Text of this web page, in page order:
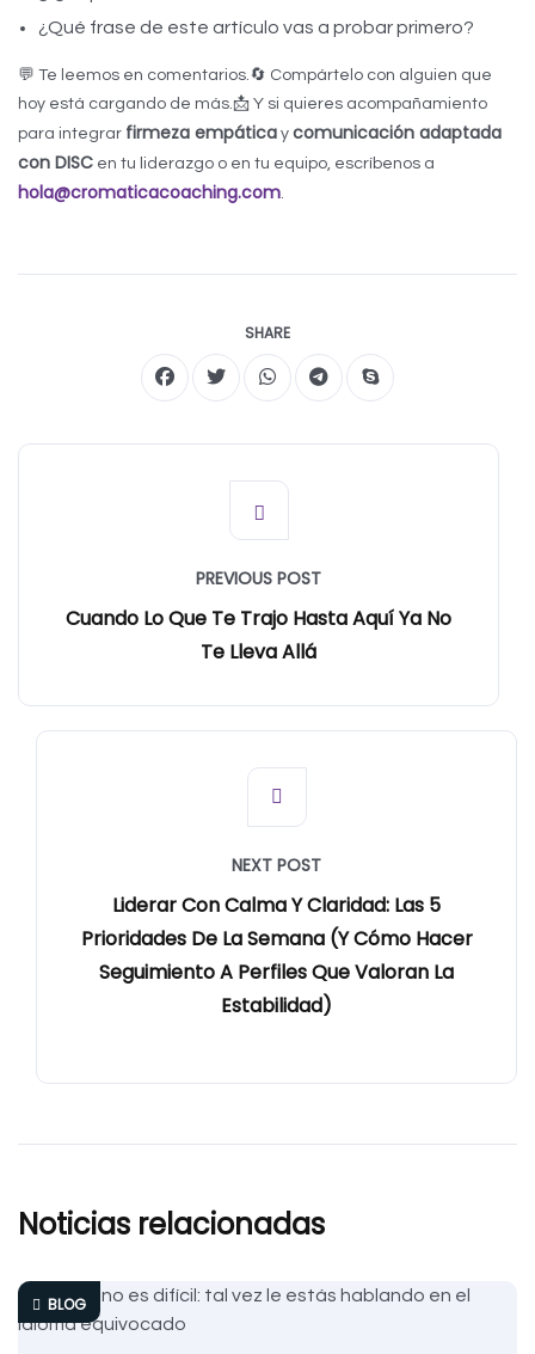
¿Qué frase de este artículo vas a probar primero?
💬 Te leemos en comentarios. 🔄 Compártelo con alguien que
hoy está cargando de más.📩 Y si quieres acompañamiento
para integrar firmeza empática y comunicación adaptada
con DISC en tu liderazgo o en tu equipo, escríbenos a
hola@cromaticacoaching.com.
SHARE
PREVIOUS POST
Cuando Lo Que Te Trajo Hasta Aquí Ya No
Te Lleva Allá
NEXT POST
Liderar Con Calma Y Claridad: Las 5
Prioridades De La Semana (y Cómo Hacer
Seguimiento A Perfiles Que Valoran La
Estabilidad)
Noticias relacionadas
BLOG